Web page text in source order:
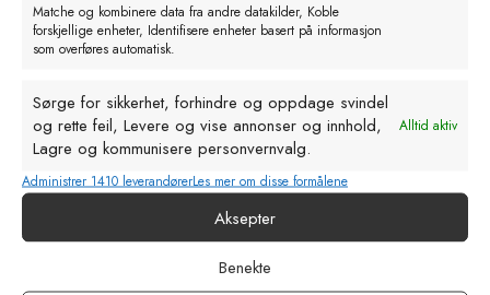
Matche og kombinere data fra andre datakilder, Koble
forskjellige enheter, Identifisere enheter basert på informasjon
som overføres automatisk.
Sørge for sikkerhet, forhindre og oppdage svindel
og rette feil, Levere og vise annonser og innhold,
Lagre og kommunisere personvernvalg.
Alltid aktiv
Administrer 1410 leverandørerLes mer om disse formålene
Aksepter
Benekte
Pressfitting Rustfri Skydemuffe 22
mm
eks. MVA